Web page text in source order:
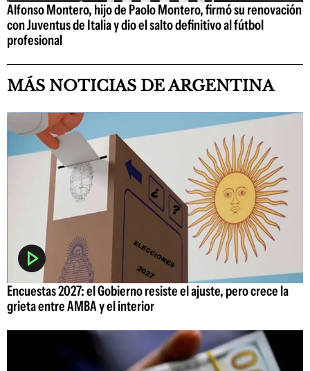
Alfonso Montero, hijo de Paolo Montero, firmó su renovación
con Juventus de Italia y dio el salto definitivo al fútbol
profesional
MÁS NOTICIAS DE ARGENTINA
Encuestas 2027: el Gobierno resiste el ajuste, pero crece la
grieta entre AMBA y el interior